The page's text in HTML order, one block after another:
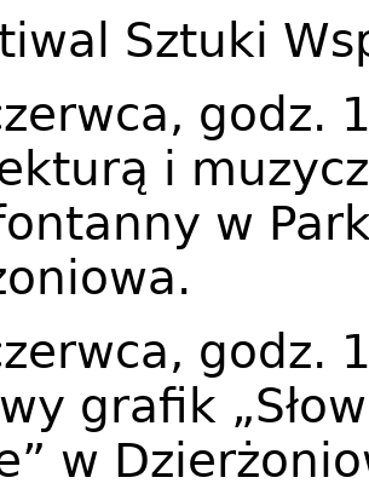
Sztuki
godz.
i
w
godz.
grafik
w